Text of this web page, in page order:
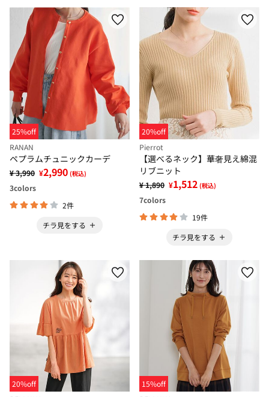
25%off
RANAN
ペプラムチュニックカーデ
¥ 3,990 ¥2,990 (税込)
3colors
2件
チラ見をする
20%off
Pierrot
【選べるネック】華奢見え綿混
リブニット
¥ 1,890 ¥1,512 (税込)
7colors
19件
チラ見をする
20%off
15%off